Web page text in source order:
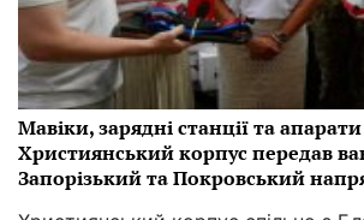
Мавіки, зарядні станції та
Християнський корпус передав
Запорізький та Покровський